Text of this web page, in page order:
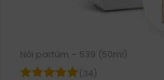
Női parfüm – 539 (50ml)
(34)